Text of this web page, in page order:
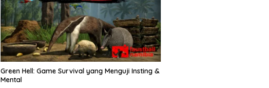
Green Hell: Game Survival yang Menguji Insting &
Mental